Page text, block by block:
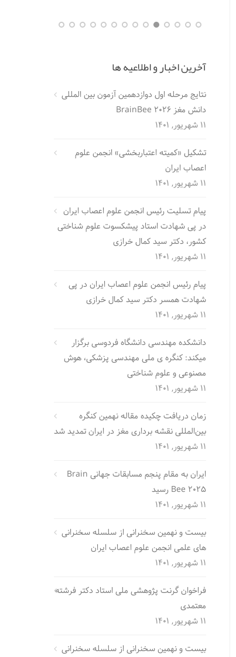
آخرین اخبار و اطلاعیه ها
نتایج مرحله اول دوازدهمین آزمون بین المللی
دانش مغز BrainBee 2026
11 شهریور, 1401
تشکیل «کمیته اعتباربخشی» انجمن علوم
اعصاب ایران
11 شهریور, 1401
پیام تسلیت رئیس انجمن علوم اعصاب ایران
در پی شهادت استاد پیشکسوت علوم شناختی
کشور، دکتر سید کمال خرازی
11 شهریور, 1401
پیام رئیس انجمن علوم اعصاب ایران در پی
شهادت همسر دکتر سید کمال خرازی
11 شهریور, 1401
دانشکده مهندسی دانشگاه فردوسی برگزار
میکند: کنگره ی ملی مهندسی پزشکی، هوش
مصنوعی و علوم شناختی
11 شهریور, 1401
زمان دریافت چکیده مقاله نهمین کنگره
بین‌المللی نقشه برداری مغز در ایران تمدید شد
11 شهریور, 1401
ایران به مقام پنجم مسابقات جهانی Brain
Bee 2025 رسید
11 شهریور, 1401
بیست و نهمین سخنرانی از سلسله سخنرانی
های علمی انجمن علوم اعصاب ایران
11 شهریور, 1401
فراخوان گرنت پژوهشی ملی استاد دکتر فرشته
معتمدی
11 شهریور, 1401
بیست و نهمین سخنرانی از سلسله سخنرانی